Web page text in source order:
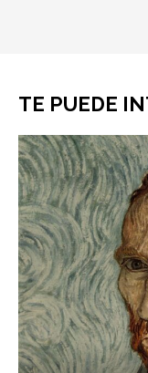
TE PUEDE